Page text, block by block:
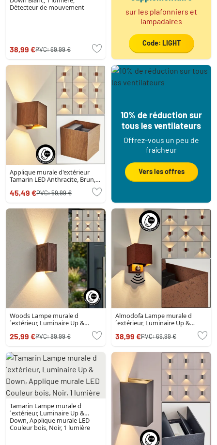
Détecteur de mouvement
38,99 €PVC:69,99 €
sur les plafonniers et
lampadaires
Code: LIGHT
Applique murale d'extérieur
Tamarin LED Anthracite, Brun,
45,49 €PVC:59,99 €
10% de réduction sur
tous les ventilateurs
Offrez-vous un peu de
fraîcheur
Vers les offres
Woods Lampe murale d
´extérieur, Luminaire Up &
Down LED Couleur bois, Noir, 1
lumière
25,99 €PVC:89,99 €
Almodofa Lampe murale d
´extérieur, Luminaire Up &
Détecteur de mouvement
38,99 €PVC:69,99 €
Tamarin Lampe murale d
´extérieur, Luminaire Up &
Down, Applique murale LED
Couleur bois, Noir, 1 lumière